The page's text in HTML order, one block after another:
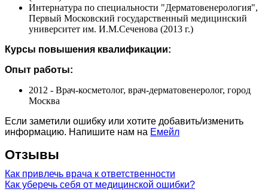
Интернатура по специальности "Дерматовенерология",
Первый Московский государственный медицинский
университет им. И.М.Сеченова (2013 г.)
Курсы повышения квалификации:
Опыт работы:
2012 - Врач-косметолог, врач-дерматовенеролог, город
Москва
Если заметили ошибку или хотите добавить/изменить
информацию. Напишите нам на Емейл
Отзывы
Как привлечь врача к ответственности
Как уберечь себя от медицинской ошибки?